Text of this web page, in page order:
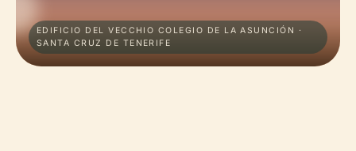
EDIFICIO DEL VECCHIO COLEGIO DE LA ASUNCIÓN ·
SANTA CRUZ DE TENERIFE